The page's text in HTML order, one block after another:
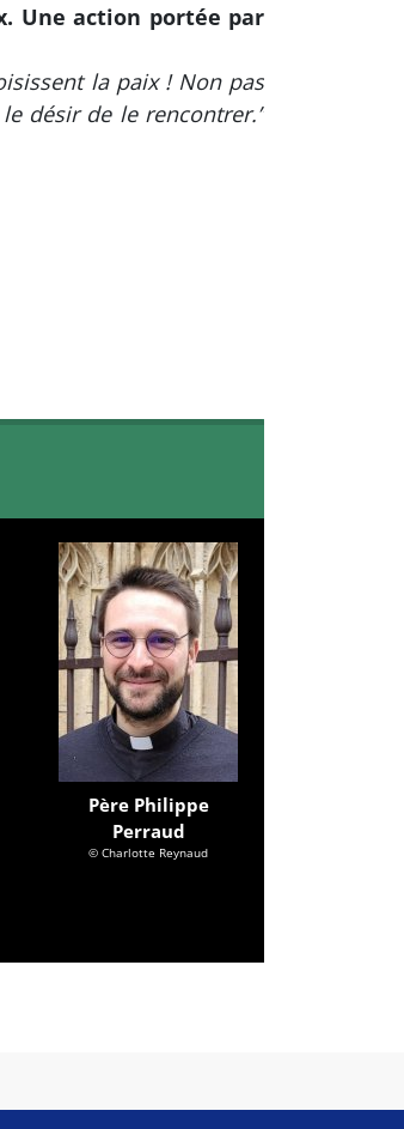
Une action portée par
la paix ! Non pas
désir de le rencontrer.”
Père Philippe
Perraud
© Charlotte Reynaud